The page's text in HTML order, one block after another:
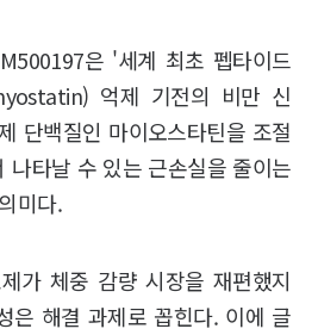
은 '세계 최초 펩타이드
억제 기전의 비만 신
단백질인 마이오스타틴을 조절
나타날 수 있는 근손실을 줄이는
미다.
가 체중 감량 시장을 재편했지
은 해결 과제로 꼽힌다. 이에 글